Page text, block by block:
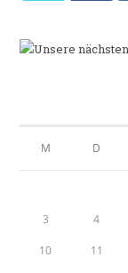
a
a
a
M D
3 4
10 11